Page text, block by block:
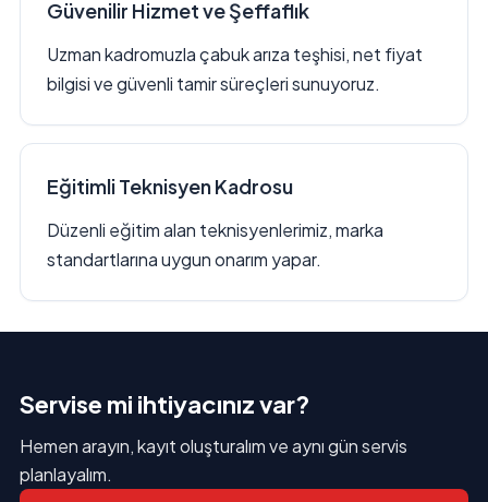
Güvenilir Hizmet ve Şeffaflık
Uzman kadromuzla çabuk arıza teşhisi, net fiyat
bilgisi ve güvenli tamir süreçleri sunuyoruz.
Eğitimli Teknisyen Kadrosu
Düzenli eğitim alan teknisyenlerimiz, marka
standartlarına uygun onarım yapar.
Servise mi ihtiyacınız var?
Hemen arayın, kayıt oluşturalım ve aynı gün servis
planlayalım.